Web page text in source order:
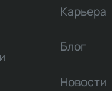
Карьера
Блог
Новости